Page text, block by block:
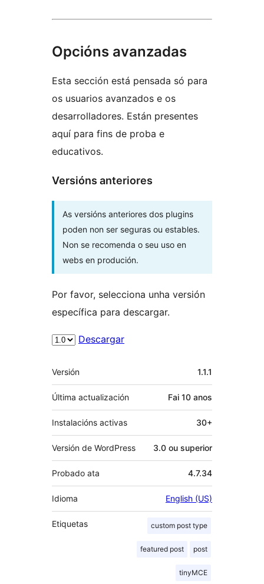
Opcións avanzadas
Esta sección está pensada só para
os usuarios avanzados e os
desarrolladores. Están presentes
aquí para fins de proba e
educativos.
Versións anteriores
As versións anteriores dos plugins
poden non ser seguras ou estables.
Non se recomenda o seu uso en
webs en produción.
Por favor, selecciona unha versión
específica para descargar.
Descargar
Meta
Versión 1.1.1
Última actualización Fai 10 anos
Instalacións activas 30+
Versión de WordPress 3.0 ou superior
Probado ata 4.7.34
Idioma English (US)
Etiquetas custom post type
featured post post
tinyMCE